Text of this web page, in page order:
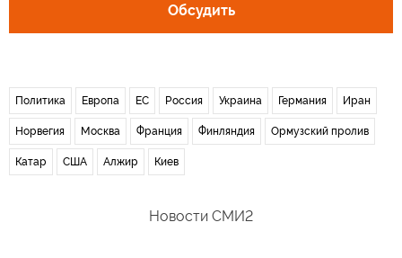
Обсудить
Политика Европа ЕС Россия Украина Германия Иран
Норвегия Москва Франция Финляндия Ормузский пролив
Катар США Алжир Киев
Новости СМИ2